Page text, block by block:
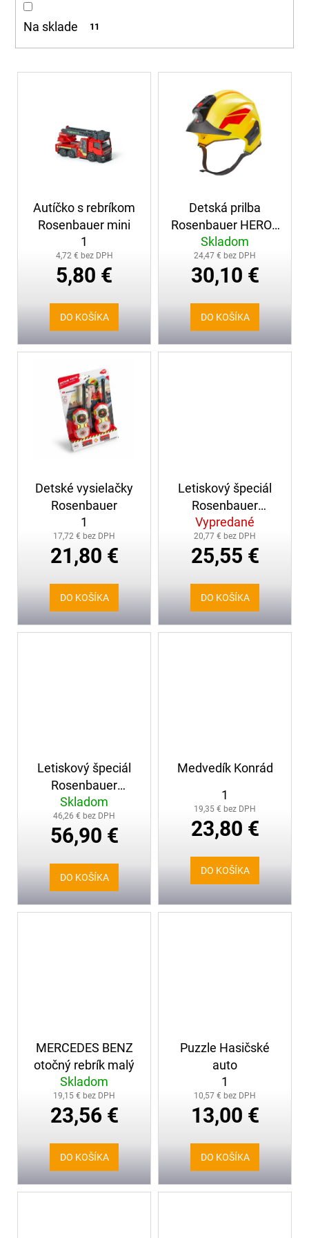
t
o
Na sklade 11
V
v
Autíčko s rebríkom
Rosenbauer mini
1
4,72 € bez DPH
5,80 €
DO KOŠÍKA
Detská prilba
Rosenbauer HEROS
TITAN
Skladom
24,47 € bez DPH
30,10 €
DO KOŠÍKA
Detské vysielačky
Rosenbauer
1
17,72 € bez DPH
21,80 €
DO KOŠÍKA
Letiskový špeciál
Rosenbauer
Panther 6x6, 24cm
Vypredané
20,77 € bez DPH
25,55 €
DO KOŠÍKA
Letiskový špeciál
Rosenbauer
Panther 6x6, 62cm
Skladom
46,26 € bez DPH
56,90 €
DO KOŠÍKA
Medvedík Konrád
1
19,35 € bez DPH
23,80 €
DO KOŠÍKA
MERCEDES BENZ
otočný rebrík malý
Skladom
19,15 € bez DPH
23,56 €
DO KOŠÍKA
Puzzle Hasičské
auto
1
10,57 € bez DPH
13,00 €
DO KOŠÍKA
á
s
ť
HĽADAŤ
m
NÁPISOM
POTLAČENÁ
8,00